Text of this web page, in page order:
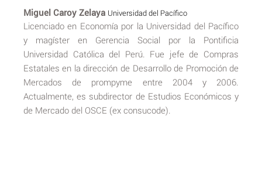
Miguel Caroy Zelaya Universidad del Pacífico
Licenciado en Economía por la Universidad del Pacífico
y magíster en Gerencia Social por la Pontificia
Universidad Católica del Perú. Fue jefe de Compras
Estatales en la dirección de Desarrollo de Promoción de
Mercados de prompyme entre 2004 y 2006.
Actualmente, es subdirector de Estudios Económicos y
de Mercado del OSCE (ex consucode).